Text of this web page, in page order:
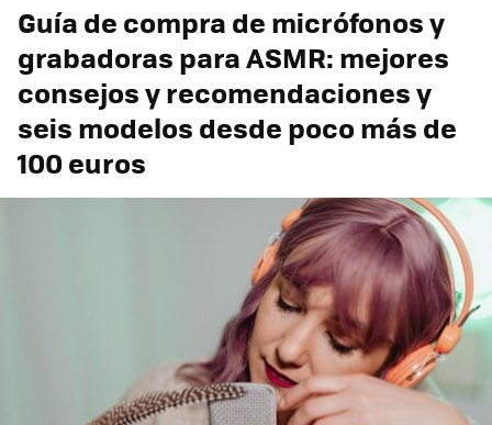
Guía de compra de micrófonos y
grabadoras para ASMR: mejores
consejos y recomendaciones y
seis modelos desde poco más de
100 euros